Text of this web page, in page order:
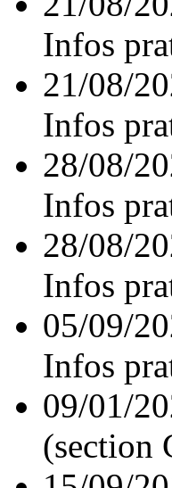
Infos
21/08/
Infos
28/08/
Infos
28/08/
Infos
05/09/
Infos
09/01/
(section